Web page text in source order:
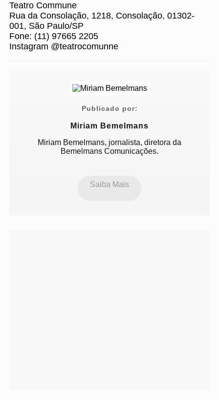
Teatro Commune
Rua da Consolação, 1218, Consolação, 01302-
001, São Paulo/SP
Fone: (11) 97665 2205
Instagram @teatrocomunne
Publicado por:
Miriam Bemelmans
Miriam Bemelmans, jornalista, diretora da
Bemelmans Comunicações.
Saiba Mais